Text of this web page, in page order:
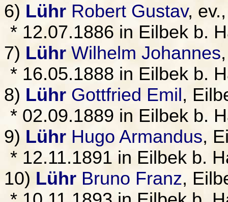
6) Lühr Robert Gustav,
* 12.07.1886 in Eilbek b.
7) Lühr Wilhelm Johannes
* 16.05.1888 in Eilbek b.
8) Lühr Gottfried Emil ,
* 02.09.1889 in Eilbek b.
9) Lühr Hugo Armandus,
* 12.11.1891 in Eilbek b.
10) Lühr Bruno Franz,